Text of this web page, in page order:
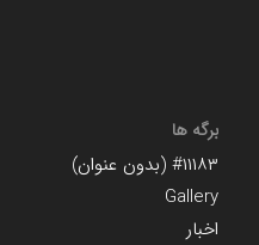
برگه ها
#۱۱۱۸۳ (بدون عنوان)
Gallery
اخبار